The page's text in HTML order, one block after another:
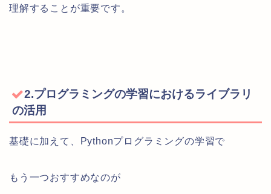
理解することが重要です。
2.プログラミングの学習におけるライブラリ
の活用
基礎に加えて、Pythonプログラミングの学習で
もう一つおすすめなのが